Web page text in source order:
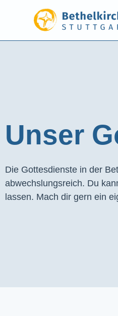
Unser
Die Gottesdienste in der
abwechslungsreich. Du
lassen. Mach dir gern ein